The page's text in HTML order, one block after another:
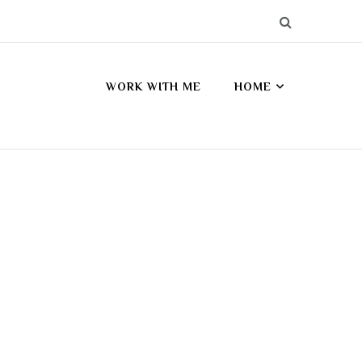
WORK WITH ME HOME